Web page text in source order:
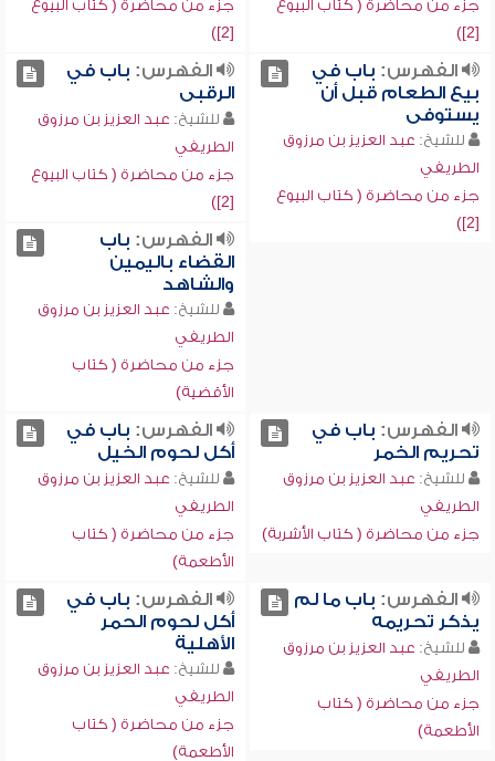
جزء من محاضرة ( كتاب البيوع
[2])
جزء من محاضرة ( كتاب البيوع
[2])
الفهرس: باب في
بيع الطعام قبل أن
يستوفى
للشيخ: عبد العزيز بن مرزوق
الطريفي
جزء من محاضرة ( كتاب البيوع
[2])
الفهرس: باب في
الرقبى
للشيخ: عبد العزيز بن مرزوق
الطريفي
جزء من محاضرة ( كتاب البيوع
[2])
الفهرس: باب
القضاء باليمين
والشاهد
للشيخ: عبد العزيز بن مرزوق
الطريفي
جزء من محاضرة ( كتاب
الأقضية)
الفهرس: باب في
تحريم الخمر
للشيخ: عبد العزيز بن مرزوق
الطريفي
جزء من محاضرة ( كتاب الأشربة)
الفهرس: باب في
أكل لحوم الخيل
للشيخ: عبد العزيز بن مرزوق
الطريفي
جزء من محاضرة ( كتاب
الأطعمة)
الفهرس: باب ما لم
يذكر تحريمه
للشيخ: عبد العزيز بن مرزوق
الطريفي
جزء من محاضرة ( كتاب
الأطعمة)
الفهرس: باب في
أكل لحوم الحمر
الأهلية
للشيخ: عبد العزيز بن مرزوق
الطريفي
جزء من محاضرة ( كتاب
الأطعمة)